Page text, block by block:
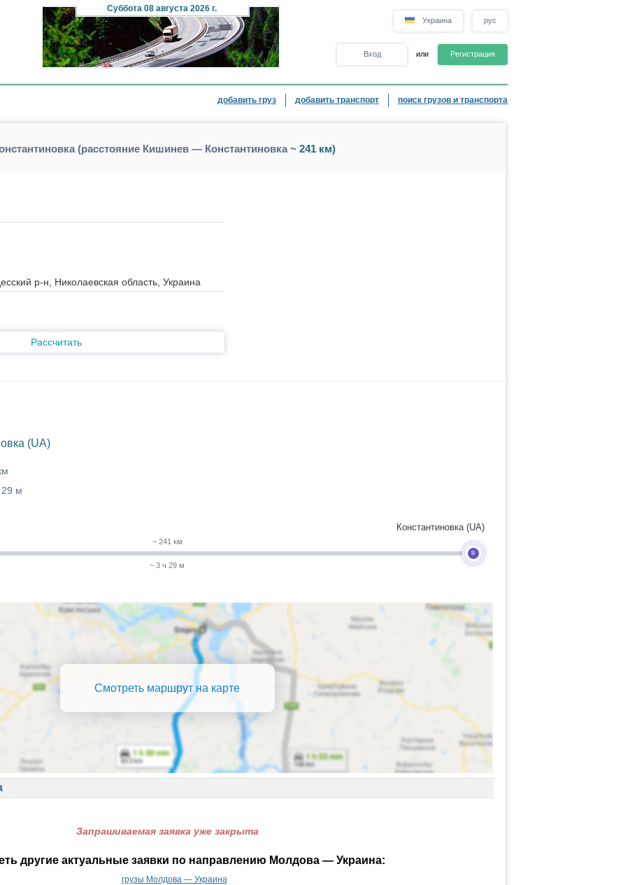
Суббота08 августа 2026 г.
Украина рус
Вход или Регистрация
добавить груз добавить транспорт поиск грузов и транспорта
(расстояние Кишинев — Константиновка~ 241 км)
Рассчитать
(UA)
29 м
~ 241 км
~ 3 ч 29 м
B
Константиновка (UA)
Смотреть маршрут на карте
Запрашиваемая заявка уже закрыта
другие актуальные заявки по направлению Молдова — Украина:
грузы Молдова — Украина